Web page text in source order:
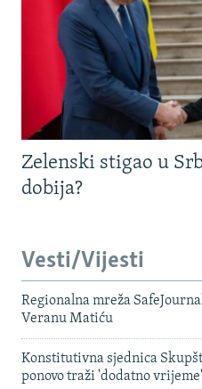
Zelenski stigao u
dobija?
Vesti/Vijesti
Regionalna mreža
Veranu Matiću
Konstitutivna sjednica
ponovo traži 'dodatno